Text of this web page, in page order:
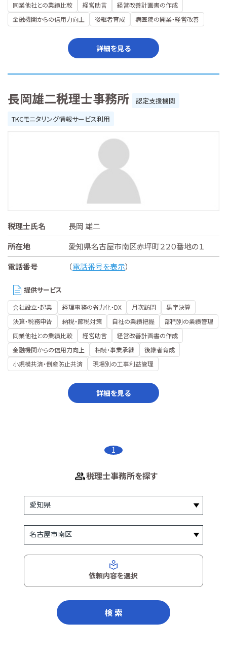
同業他社との業績比較
経営助言
経営改善計画書の作成
金融機関からの信用力向上
後継者育成 病医院の開業・経営改善
詳細を見る
長岡雄二税理士事務所
認定支援機関
TKCモニタリング情報サービス利用
税理士氏名
長岡 雄二
所在地
愛知県名古屋市南区赤坪町２２０番地の１
電話番号
（電話番号を表示）
提供サービス
会社設立・起業 経理事務の省力化・DX 月次訪問
黒字決算
決算・税務申告
納税・節税対策 自社の業績把握
部門別の業績管理
同業他社との業績比較
経営助言
経営改善計画書の作成
金融機関からの信用力向上
相続・事業承継
後継者育成
小規模共済・倒産防止共済
現場別の工事利益管理
詳細を見る
1
税理士事務所を探す
依頼内容を選択
検 索